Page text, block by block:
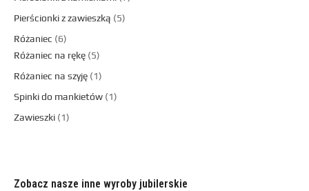
Pierścionki z zawieszką
5
Różaniec
6
Różaniec na rękę 5
Różaniec na szyję 1
Spinki do mankietów 1
Zawieszki 1
Zobacz nasze inne wyroby jubilerskie